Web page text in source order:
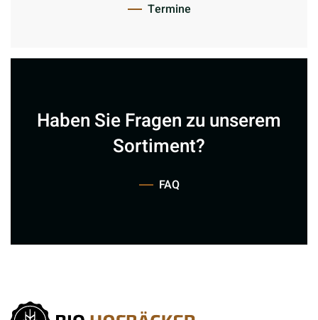
Termine
Haben Sie Fragen zu unserem
Sortiment?
FAQ